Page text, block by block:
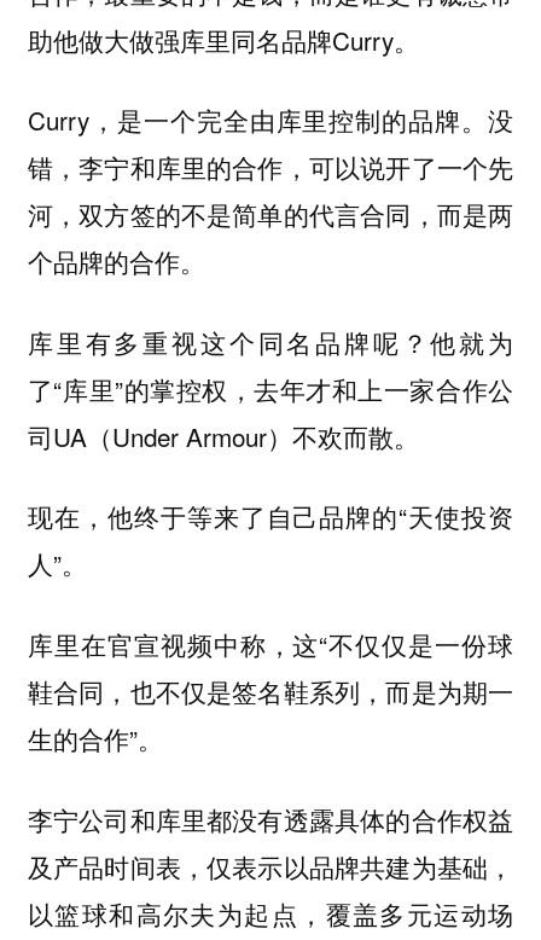
助他做大做强库里同名品牌Curry。
Curry，是一个完全由库里控制的品牌。没
错，李宁和库里的合作，可以说开了一个先
河，双方签的不是简单的代言合同，而是两
个品牌的合作。
库里有多重视这个同名品牌呢？他就为
了“库里”的掌控权，去年才和上一家合作公
司UA（Under Armour）不欢而散。
现在，他终于等来了自己品牌的“天使投资
人”。
库里在官宣视频中称，这“不仅仅是一份球
鞋合同，也不仅是签名鞋系列，而是为期一
生的合作”。
李宁公司和库里都没有透露具体的合作权益
及产品时间表，仅表示以品牌共建为基础，
以篮球和高尔夫为起点，覆盖多元运动场